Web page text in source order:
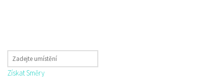
Získat Směry